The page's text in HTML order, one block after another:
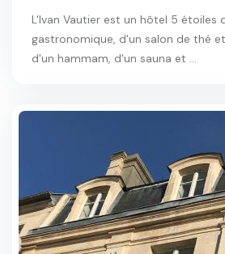
L'Ivan Vautier est un hôtel 5 étoiles
gastronomique, d'un salon de thé
d'un hammam, d'un sauna et ...